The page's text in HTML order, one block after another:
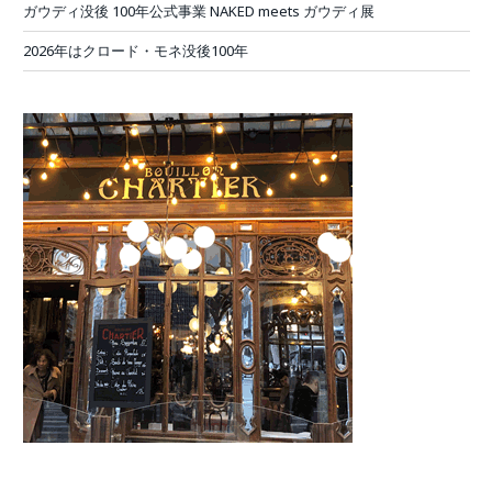
ガウディ没後 100年公式事業 NAKED meets ガウディ展
2026年はクロード・モネ没後100年